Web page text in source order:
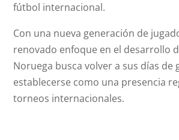
fútbol internacional.
Con una nueva generación de
renovado enfoque en el desarrollo
Noruega busca volver a sus días de
establecerse como una presencia
torneos internacionales.